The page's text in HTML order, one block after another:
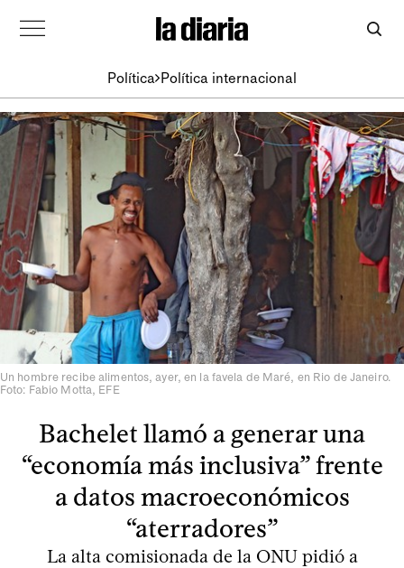
Política Política internacional
Un hombre recibe alimentos, ayer, en la favela de Maré, en Rio de Janeiro.
Foto: Fabio Motta, EFE
Bachelet llamó a generar una
“economía más inclusiva” frente
a datos macroeconómicos
“aterradores”
La alta comisionada de la ONU pidió a